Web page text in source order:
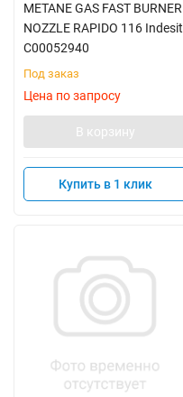
METANE GAS FAST BURNER
NOZZLE RAPIDO 116 Indesit
C00052940
Под заказ
Цена по запросу
В корзину
Купить в 1 клик